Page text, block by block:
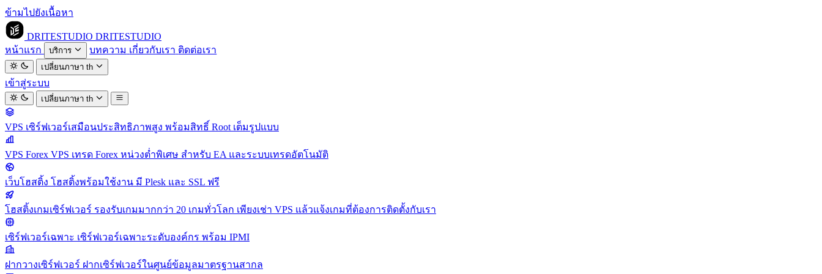
ข้ามไปยังเนื้อหา
DRITESTUDIO DRITESTUDIO
หน้าแรก
บริการ บทความ เกี่ยวกับเรา ติดต่อเรา
เปลี่ยนภาษาth
เข้าสู่ระบบ
เปลี่ยนภาษาth
VPS เซิร์ฟเวอร์เสมือนประสิทธิภาพสูง พร้อมสิทธิ์ Root เต็มรูปแบบ
VPS Forex VPS เทรด Forex หน่วงต่ำพิเศษ สำหรับ EA และระบบเทรดอัตโนมัติ
เว็บโฮสติ้ง โฮสติ้งพร้อมใช้งาน มี Plesk และ SSL ฟรี
โฮสติ้งเกมเซิร์ฟเวอร์ รองรับเกมมากกว่า 20 เกมทั่วโลก เพียงเช่า VPS แล้วแจ้งเกมที่ต้องการติดตั้งกับเรา
เซิร์ฟเวอร์เฉพาะ เซิร์ฟเวอร์เฉพาะระดับองค์กร พร้อม IPMI
ฝากวางเซิร์ฟเวอร์ ฝากเซิร์ฟเวอร์ในศูนย์ข้อมูลมาตรฐานสากล